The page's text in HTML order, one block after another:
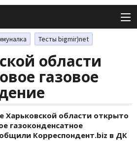
Тесты bigmir)net
области
газовое
Харьковской области открыто
газоконденсатное
Корреспондент.biz в ДК